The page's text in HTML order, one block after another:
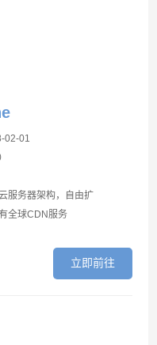
02-01
服务器架构，自由扩
全球CDN服务
立即前往